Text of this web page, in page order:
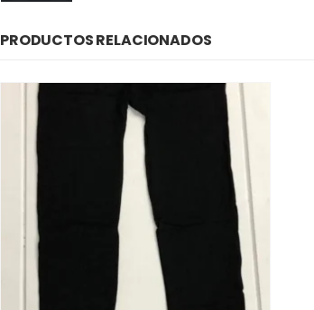
PRODUCTOS RELACIONADOS